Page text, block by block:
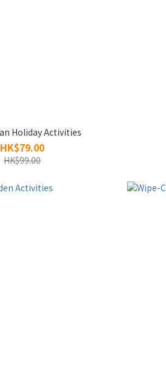
Holiday Activities
HK$79.00
HK$99.00